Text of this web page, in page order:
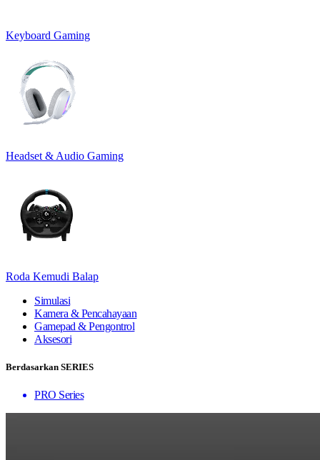
Keyboard Gaming
Headset & Audio Gaming
Roda Kemudi Balap
Simulasi
Kamera & Pencahayaan
Gamepad & Pengontrol
Aksesori
Berdasarkan SERIES
PRO Series